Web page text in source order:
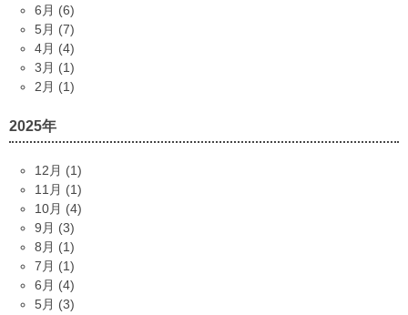
6月 (6)
5月 (7)
4月 (4)
3月 (1)
2月 (1)
2025年
12月 (1)
11月 (1)
10月 (4)
9月 (3)
8月 (1)
7月 (1)
6月 (4)
5月 (3)